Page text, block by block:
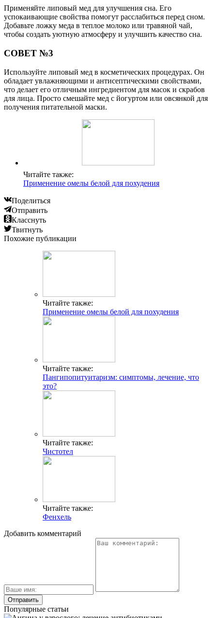
Применяйте липовый мед для улучшения сна. Его
успокаивающие свойства помогут расслабиться перед сном.
Добавьте ложку меда в теплое молоко или травяной чай,
чтобы создать уютную атмосферу и улучшить качество сна.
СОВЕТ №3
Используйте липовый мед в косметических процедурах. Он
обладает увлажняющими и антисептическими свойствами,
что делает его отличным ингредиентом для масок и скрабов
для лица. Просто смешайте мед с йогуртом или овсянкой для
получения питательной маски.
Читайте также:
Применение омелы белой для похудения
Поделиться
Отправить
Класснуть
Твитнуть
Похожие публикации
Читайте также:
Применение омелы белой для похудения
Читайте также:
Пангипопитуитаризм: симптомы, лечение, что
это?
Читайте также:
Чистотел
Читайте также:
Фенхель
Добавить комментарий
Популярные статьи